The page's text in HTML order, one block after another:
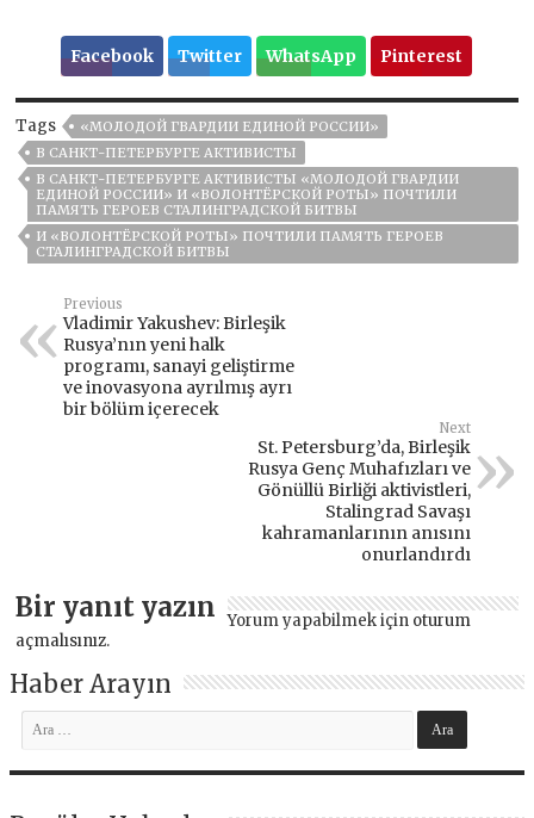
Facebook Twitter WhatsApp Pinterest
Tags
«МОЛОДОЙ ГВАРДИИ ЕДИНОЙ РОССИИ»
В САНКТ-ПЕТЕРБУРГЕ АКТИВИСТЫ
В САНКТ-ПЕТЕРБУРГЕ АКТИВИСТЫ «МОЛОДОЙ ГВАРДИИ
ЕДИНОЙ РОССИИ» И «ВОЛОНТЁРСКОЙ РОТЫ» ПОЧТИЛИ
ПАМЯТЬ ГЕРОЕВ СТАЛИНГРАДСКОЙ БИТВЫ
И «ВОЛОНТЁРСКОЙ РОТЫ» ПОЧТИЛИ ПАМЯТЬ ГЕРОЕВ
СТАЛИНГРАДСКОЙ БИТВЫ
Previous
Vladimir Yakushev: Birleşik
Rusya’nın yeni halk
programı, sanayi geliştirme
ve inovasyona ayrılmış ayrı
bir bölüm içerecek
Next
St. Petersburg’da, Birleşik
Rusya Genç Muhafızları ve
Gönüllü Birliği aktivistleri,
Stalingrad Savaşı
kahramanlarının anısını
onurlandırdı
Bir yanıt yazın Yorum yapabilmek için oturum
açmalısınız.
Haber Arayın